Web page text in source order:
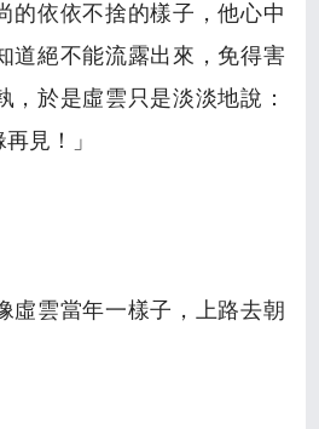
的依依不捨的樣子，他心中
道絕不能流露出來，免得害
，於是虛雲只是淡淡地說：
見！」
虛雲當年一樣子，上路去朝